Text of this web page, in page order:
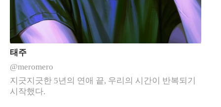
태주
@meromero
지긋지긋한 5년의 연애 끝, 우리의 시간이 반복되기
시작했다.